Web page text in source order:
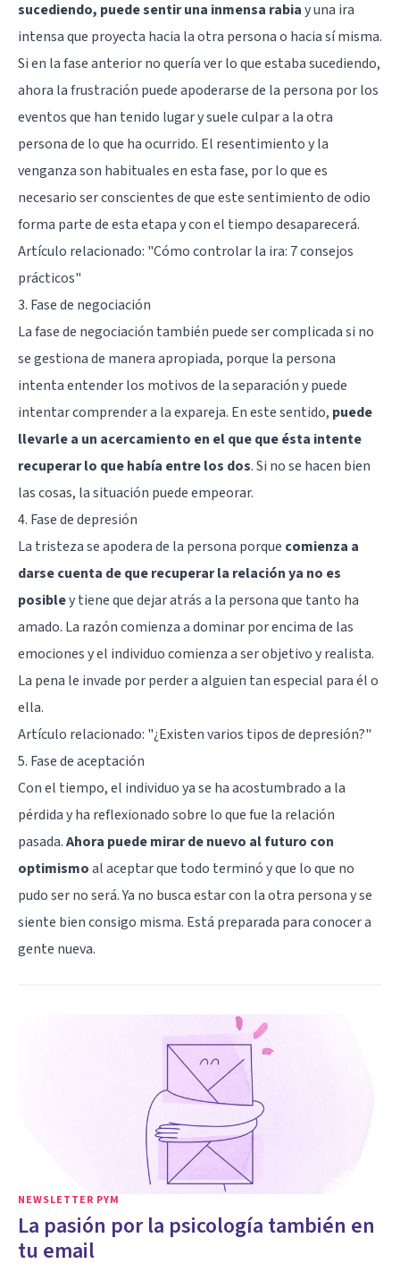
sucediendo, puede sentir una inmensa rabiay una ira
intensa que proyecta hacia la otra persona o hacia sí misma.
Si en la fase anterior no quería ver lo que estaba sucediendo,
ahora la frustración puede apoderarse de la persona por los
eventos que han tenido lugar y suele culpar a la otra
persona de lo que ha ocurrido. El resentimiento y la
venganza son habituales en esta fase, por lo que es
necesario ser conscientes de que este sentimiento de odio
forma parte de esta etapa y con el tiempo desaparecerá.
Artículo relacionado: "Cómo controlar la ira: 7 consejos
prácticos"
3. Fase de negociación
La fase de negociación también puede ser complicada si no
se gestiona de manera apropiada, porque la persona
intenta entender los motivos de la separación y puede
intentar comprender a la expareja. En este sentido, puede
llevarle a un acercamiento en el que que ésta intente
recuperar lo que había entre los dos. Si no se hacen bien
las cosas, la situación puede empeorar.
4. Fase de depresión
La tristeza se apodera de la persona porque comienza a
darse cuenta de que recuperar la relación ya no es
posibley tiene que dejar atrás a la persona que tanto ha
amado. La razón comienza a dominar por encima de las
emociones y el individuo comienza a ser objetivo y realista.
La pena le invade por perder a alguien tan especial para él o
ella.
Artículo relacionado: "¿Existen varios tipos de depresión?"
5. Fase de aceptación
Con el tiempo, el individuo ya se ha acostumbrado a la
pérdida y ha reflexionado sobre lo que fue la relación
pasada.Ahora puede mirar de nuevo al futuro con
optimismoal aceptar que todo terminó y que lo que no
pudo ser no será. Ya no busca estar con la otra persona y se
siente bien consigo misma. Está preparada para conocer a
gente nueva.
NEWSLETTER PYM
La pasión por la psicología también en
tu email